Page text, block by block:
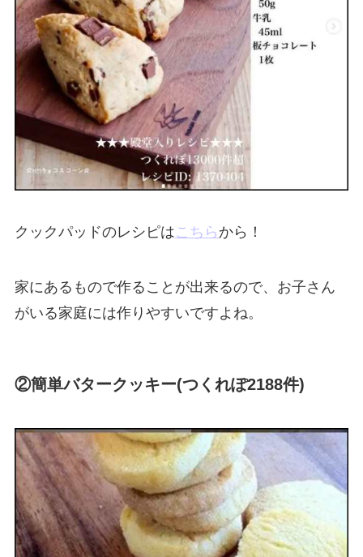
クックパッドのレシピはこちら から！
家にあるもので作ることが出来るので、お子さん
がいる家庭には作りやすいですよね。
②簡単バタークッキー(つくれぽ2188件)